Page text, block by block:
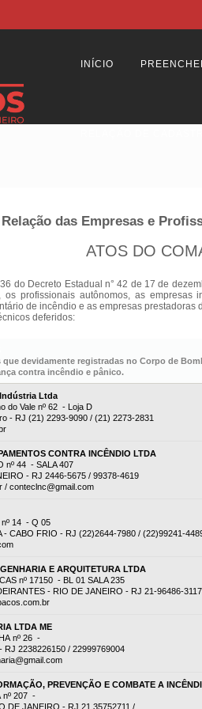
INÍCIO
Relação das Empresas e
ATOS DO
do Decreto Estadual n° 42 de 17 de
profissionais autônomos, as empresas
de incêndio e as empresas
deferidos:
que devidamente registradas no Corpo de
contra incêndio e pânico.
Ltda
do Vale nº 62 - Loja D
- RJ (21) 2293-9090 / (21) 2273-2831
CONTRA INCÊNDIO LTDA
nº 44 - SALA 407
- RJ 2446-5675 / 99378-4619
/ conteclnc@gmail.com
nº 14 - Q 05
- CABO FRIO - RJ (22)2644-7980 / (22)99241-
E ARQUITETURA LTDA
nº 17150 - BL 01 SALA 235
- RIO DE JANEIRO - RJ 21-96486-
LTDA ME
nº 26 -
RJ 2238226150 / 22999769004
PREVENÇÃO E COMBATE A
nº 207 -
DE JANEIRO - RJ 21 35752711 /